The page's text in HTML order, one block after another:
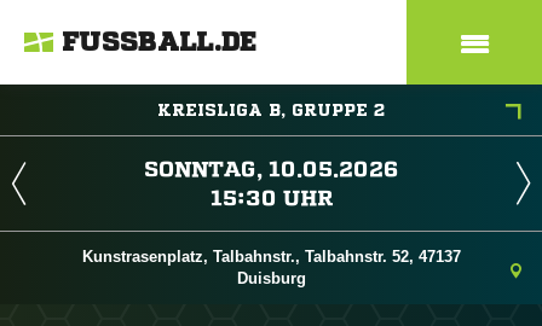
FUSSBALL.DE
KREISLIGA B, GRUPPE 2
 
 
Kunstrasenplatz, Talbahnstr., Talbahnstr. 52, 47137
Duisburg